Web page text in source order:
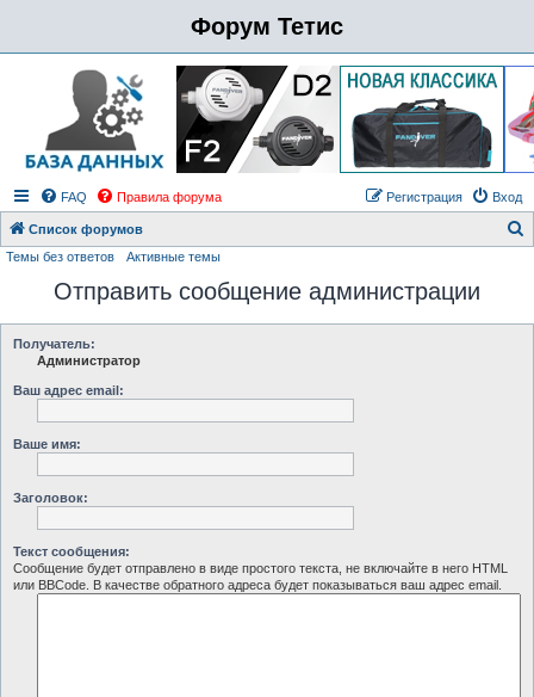
Форум Тетис
FAQ Правила форума Вход
Регистрация
Список форумов
Темы без ответов Активные темы
Отправить сообщение администрации
Получатель:
Администратор
Ваш адрес email:
Ваше имя:
Заголовок:
Текст сообщения:
Сообщение будет отправлено в виде простого текста, не включайте в него HTML
или BBCode. В качестве обратного адреса будет показываться ваш адрес email.